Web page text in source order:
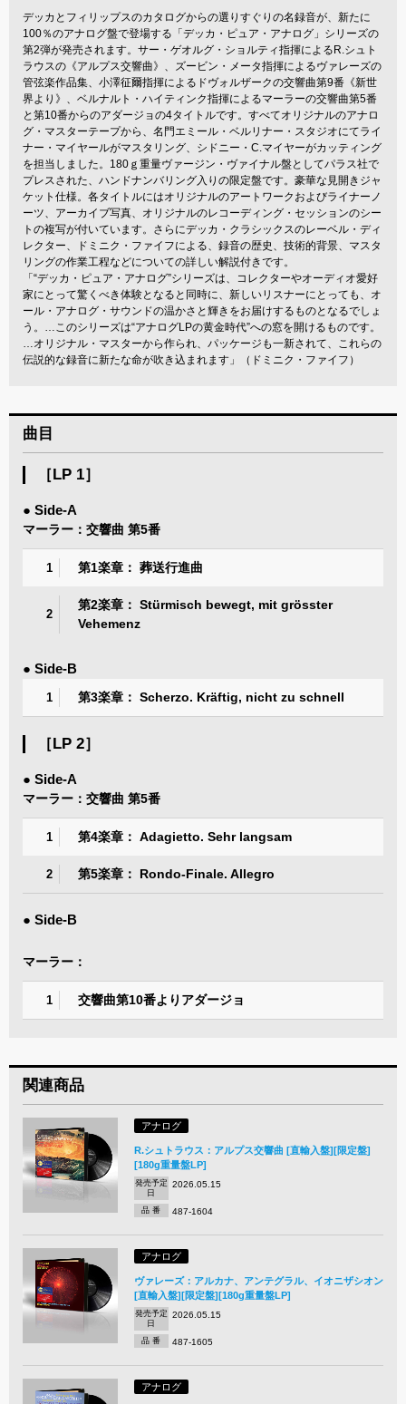
デッカとフィリップスのカタログからの選りすぐりの名録音が、新たに
100％のアナログ盤で登場する「デッカ・ピュア・アナログ」シリーズの
第2弾が発売されます。サー・ゲオルグ・ショルティ指揮によるR.シュト
ラウスの《アルプス交響曲》、ズービン・メータ指揮によるヴァレーズの
管弦楽作品集、小澤征爾指揮によるドヴォルザークの交響曲第9番《新世
界より》、ベルナルト・ハイティンク指揮によるマーラーの交響曲第5番
と第10番からのアダージョの4タイトルです。すべてオリジナルのアナロ
グ・マスターテープから、名門エミール・ベルリナー・スタジオにてライ
ナー・マイヤールがマスタリング、シドニー・C.マイヤーがカッティング
を担当しました。180ｇ重量ヴァージン・ヴァイナル盤としてパラス社で
プレスされた、ハンドナンバリング入りの限定盤です。豪華な見開きジャ
ケット仕様。各タイトルにはオリジナルのアートワークおよびライナーノ
ーツ、アーカイブ写真、オリジナルのレコーディング・セッションのシー
トの複写が付いています。さらにデッカ・クラシックスのレーベル・ディ
レクター、ドミニク・ファイフによる、録音の歴史、技術的背景、マスタ
リングの作業工程などについての詳しい解説付きです。
「“デッカ・ピュア・アナログ”シリーズは、コレクターやオーディオ愛好
家にとって驚くべき体験となると同時に、新しいリスナーにとっても、オ
ール・アナログ・サウンドの温かさと輝きをお届けするものとなるでしょ
う。…このシリーズは“アナログLPの黄金時代”への窓を開けるものです。
…オリジナル・マスターから作られ、パッケージも一新されて、これらの
伝説的な録音に新たな命が吹き込まれます」（ドミニク・ファイフ）
曲目
［LP 1］
● Side-A
マーラー：交響曲 第5番
1 第1楽章： 葬送行進曲
2
第2楽章： Stürmisch bewegt, mit grösster
Vehemenz
● Side-B
1 第3楽章： Scherzo. Kräftig, nicht zu schnell
［LP 2］
● Side-A
マーラー：交響曲 第5番
1 第4楽章： Adagietto. Sehr langsam
2 第5楽章： Rondo-Finale. Allegro
● Side-B
マーラー：
1 交響曲第10番よりアダージョ
関連商品
アナログ
R.シュトラウス：アルプス交響曲 [直輸入盤][限定盤]
[180g重量盤LP]
発売予定
日
2026.05.15
品 番 487-1604
アナログ
ヴァレーズ：アルカナ、アンテグラル、イオニザシオン
[直輸入盤][限定盤][180g重量盤LP]
発売予定
日
2026.05.15
品 番 487-1605
アナログ